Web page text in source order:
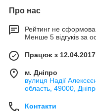
Про нас
Рейтинг не
Менше 5 відгуків за
Працює з 12.04.2017
м. Дніпро
вулиця Надії
область, 49000,
Контакти